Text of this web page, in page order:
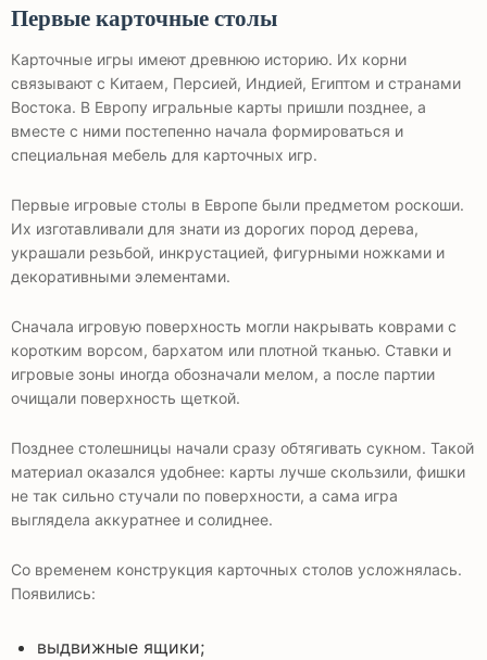
Первые карточные столы
Карточные игры имеют древнюю историю. Их корни
связывают с Китаем, Персией, Индией, Египтом и странами
Востока. В Европу игральные карты пришли позднее, а
вместе с ними постепенно начала формироваться и
специальная мебель для карточных игр.
Первые игровые столы в Европе были предметом роскоши.
Их изготавливали для знати из дорогих пород дерева,
украшали резьбой, инкрустацией, фигурными ножками и
декоративными элементами.
Сначала игровую поверхность могли накрывать коврами с
коротким ворсом, бархатом или плотной тканью. Ставки и
игровые зоны иногда обозначали мелом, а после партии
очищали поверхность щеткой.
Позднее столешницы начали сразу обтягивать сукном. Такой
материал оказался удобнее: карты лучше скользили, фишки
не так сильно стучали по поверхности, а сама игра
выглядела аккуратнее и солиднее.
Со временем конструкция карточных столов усложнялась.
Появились:
выдвижные ящики;